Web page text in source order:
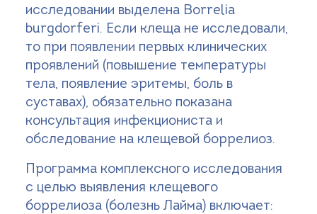
исследовании выделена Borrelia
burgdorferi. Если клеща не исследовали,
то при появлении первых клинических
проявлений (повышение температуры
тела, появление эритемы, боль в
суставах), обязательно показана
консультация инфекциониста и
обследование на клещевой боррелиоз.
Программа комплексного исследования
с целью выявления клещевого
боррелиоза (болезнь Лайма) включает: